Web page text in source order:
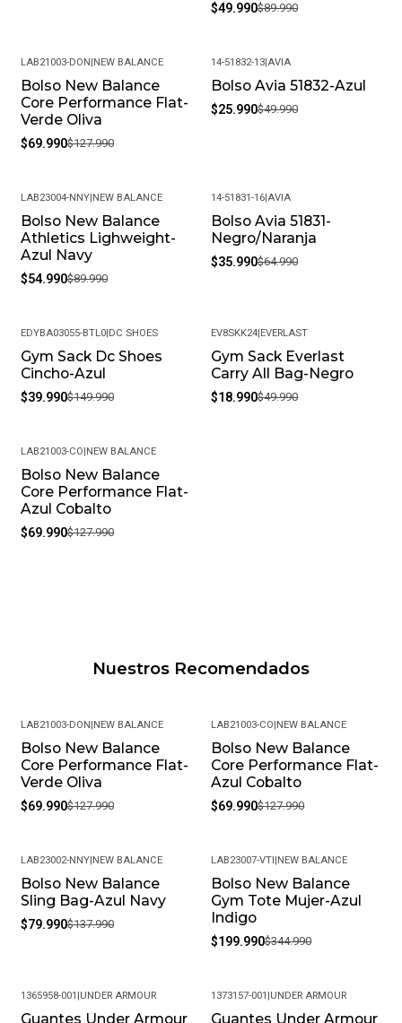
$49.990$89.990
-45%
LAB21003-DON NEW BALANCE
Bolso New Balance
Core Performance Flat-
Verde Oliva
$69.990$127.990
-48%
14-51832-13 |AVIA
Bolso Avia 51832-Azul
$25.990$49.990
-39%
LAB23004-NNY| NEW BALANCE
Bolso New Balance
Athletics Lighweight-
Azul Navy
$54.990$89.990
-45%
14-51831-16 |AVIA
Bolso Avia 51831-
Negro/Naranja
$35.990$64.990
-73%
EDYBA03055-BTL0|DC SHOES
Gym Sack Dc Shoes
Cincho-Azul
$39.990$149.990
-62%
EV8SKK24|EVERLAST
Gym Sack Everlast
Carry All Bag-Negro
$18.990$49.990
-45%
LAB21003-CO|NEW BALANCE
Bolso New Balance
Core Performance Flat-
Azul Cobalto
$69.990$127.990
Nuestros Recomendados
-45%
LAB21003-DON NEW BALANCE
Bolso New Balance
Core Performance Flat-
Verde Oliva
$69.990$127.990
-45%
LAB21003-CO NEW BALANCE
Bolso New Balance
Core Performance Flat-
Azul Cobalto
$69.990$127.990
-42%
LAB23002-NNY| NEW BALANCE
Bolso New Balance
Sling Bag-Azul Navy
$79.990$137.990
-42%
LAB23007-VTI NEW BALANCE
Bolso New Balance
Gym Tote Mujer-Azul
Indigo
$199.990$344.990
-33%
1365958-001 |UNDER ARMOUR
Guantes Under Armour
-32%
1373157-001 |UNDER ARMOUR
Guantes Under Armour